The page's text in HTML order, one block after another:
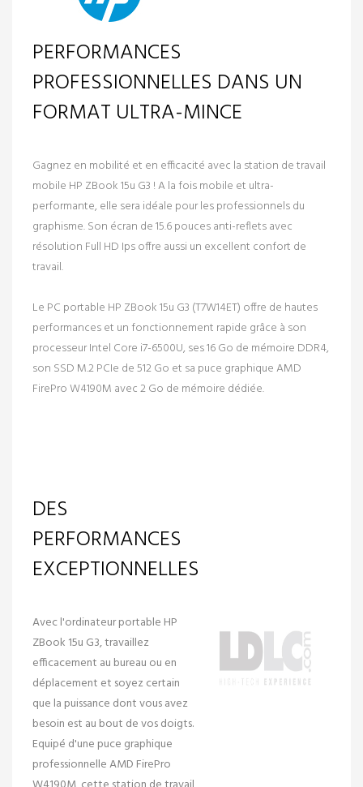
PERFORMANCES
PROFESSIONNELLES DANS UN
FORMAT ULTRA-MINCE
Gagnez en mobilité et en efficacité avec la station de travail
mobile HP ZBook 15u G3 ! A la fois mobile et ultra-
performante, elle sera idéale pour les professionnels du
graphisme. Son écran de 15.6 pouces anti-reflets avec
résolution Full HD Ips offre aussi un excellent confort de
travail.
Le PC portable HP ZBook 15u G3 (T7W14ET) offre de hautes
performances et un fonctionnement rapide grâce à son
processeurIntel Core i7-6500U, ses 16 Go de mémoire DDR4,
son SSD M.2 PCIe de 512 Go et sa puce graphiqueAMD
FirePro W4190M avec 2 Go de mémoire dédiée.
DES
PERFORMANCES
EXCEPTIONNELLES
Avec l'ordinateur portable HP
ZBook 15u G3, travaillez
efficacement au bureau ou en
déplacement et soyez certain
que la puissance dont vous avez
besoin est au bout de vos doigts.
Equipé d'une puce graphique
professionnelle AMD FirePro